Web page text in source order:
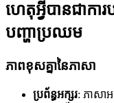
ហេតុអ្វីបានជាការ
បញ្ហាប្រឈម
ភាពខុសគ្នានៃភាសា
ប្រព័ន្ធអក្សរ: ភាសាអ